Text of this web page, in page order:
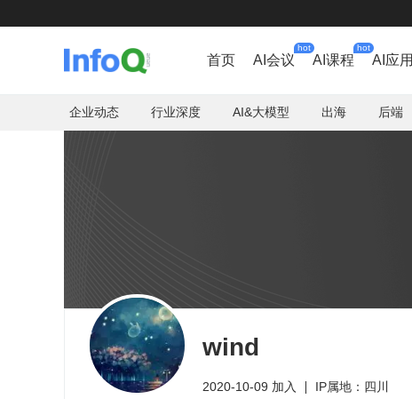
首页 AI会议
hot
AI课程
hot
AI应用
企业动态 行业深度 AI&大模型 出海 后端
wind
2020-10-09 加入
IP属地：四川